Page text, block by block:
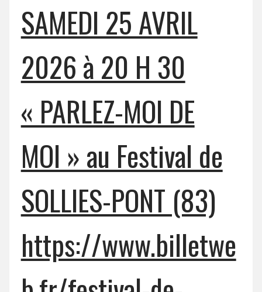
SAMEDI 25 AVRIL
2026 à 20 H 30
« PARLEZ-MOI DE
MOI » au Festival de
SOLLIES-PONT (83)
https://www.billetwe